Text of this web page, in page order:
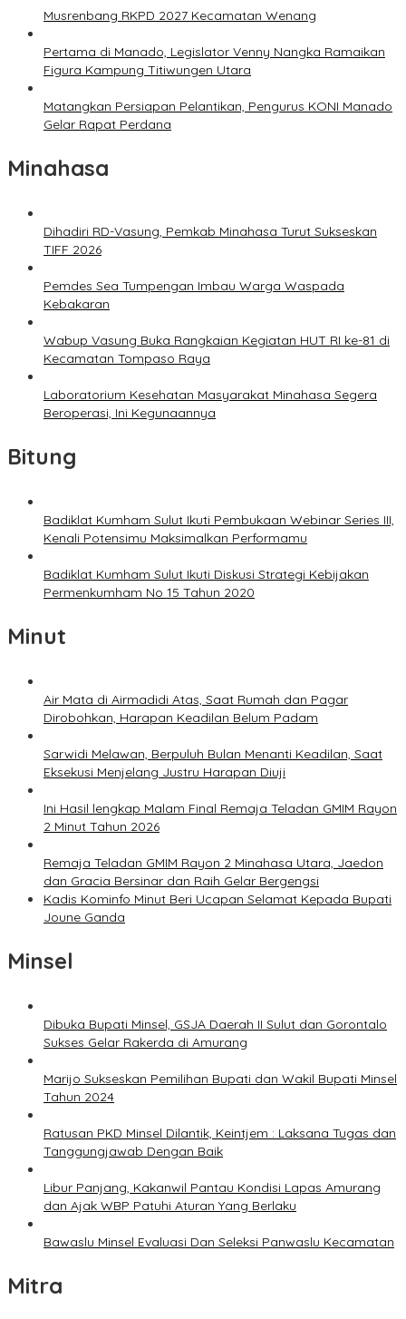
Musrenbang RKPD 2027 Kecamatan Wenang
Pertama di Manado, Legislator Venny Nangka Ramaikan
Figura Kampung Titiwungen Utara
Matangkan Persiapan Pelantikan, Pengurus KONI Manado
Gelar Rapat Perdana
Minahasa
Dihadiri RD-Vasung, Pemkab Minahasa Turut Sukseskan
TIFF 2026
Pemdes Sea Tumpengan Imbau Warga Waspada
Kebakaran
Wabup Vasung Buka Rangkaian Kegiatan HUT RI ke-81 di
Kecamatan Tompaso Raya
Laboratorium Kesehatan Masyarakat Minahasa Segera
Beroperasi, Ini Kegunaannya
Bitung
Badiklat Kumham Sulut Ikuti Pembukaan Webinar Series III,
Kenali Potensimu Maksimalkan Performamu
Badiklat Kumham Sulut Ikuti Diskusi Strategi Kebijakan
Permenkumham No 15 Tahun 2020
Minut
Air Mata di Airmadidi Atas, Saat Rumah dan Pagar
Dirobohkan, Harapan Keadilan Belum Padam
Sarwidi Melawan, Berpuluh Bulan Menanti Keadilan, Saat
Eksekusi Menjelang Justru Harapan Diuji
Ini Hasil lengkap Malam Final Remaja Teladan GMIM Rayon
2 Minut Tahun 2026
Remaja Teladan GMIM Rayon 2 Minahasa Utara, Jaedon
dan Gracia Bersinar dan Raih Gelar Bergengsi
Kadis Kominfo Minut Beri Ucapan Selamat Kepada Bupati
Joune Ganda
Minsel
Dibuka Bupati Minsel, GSJA Daerah II Sulut dan Gorontalo
Sukses Gelar Rakerda di Amurang
Marijo Sukseskan Pemilihan Bupati dan Wakil Bupati Minsel
Tahun 2024
Ratusan PKD Minsel Dilantik, Keintjem : Laksana Tugas dan
Tanggungjawab Dengan Baik
Libur Panjang, Kakanwil Pantau Kondisi Lapas Amurang
dan Ajak WBP Patuhi Aturan Yang Berlaku
Bawaslu Minsel Evaluasi Dan Seleksi Panwaslu Kecamatan
Mitra